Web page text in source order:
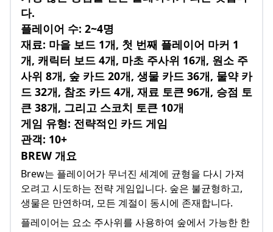
다.
플레이어 수: 2~4명
재료: 마을 보드 1개, 첫 번째 플레이어 마커 1
개, 캐릭터 보드 4개, 마초 주사위 16개, 원소 주
사위 8개, 숲 카드 20개, 생물 카드 36개, 물약 카
드 32개, 참조 카드 4개, 재료 토큰 96개, 승점 토
큰 38개, 그리고 스코치 토큰 10개
게임 유형: 전략적인 카드 게임
관객: 10+
BREW 개요
Brew는 플레이어가 무너진 세계에 균형을 다시 가져
오려고 시도하는 전략 게임입니다. 숲은 불균형하고,
생물은 만연하며, 모든 계절이 동시에 존재합니다.
플레이어는 요소 주사위를 사용하여 숲에서 가능한 한